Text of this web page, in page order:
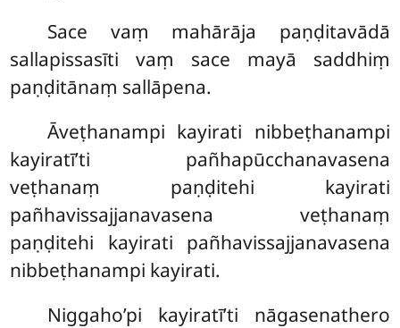
Sace vaṃ mahārāja paṇḍitavādā
sallapissasīti vaṃ sace mayā saddhiṃ
paṇḍitānaṃ sallāpena.
Āveṭhanampi kayirati nibbeṭhanampi
kayiratī’ti pañhapūcchanavasena
veṭhanaṃ paṇḍitehi kayirati
pañhavissajjanavasena veṭhanaṃ
paṇḍitehi kayirati pañhavissajjanavasena
nibbeṭhanampi kayirati.
Niggaho’pi kayiratī’ti nāgasenathero